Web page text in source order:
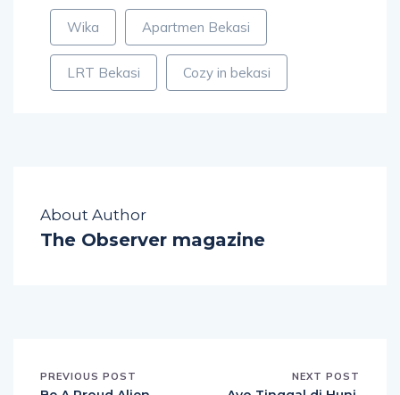
Wika Apartmen Bekasi
LRT Bekasi Cozy in bekasi
About Author
The Observer magazine
PREVIOUS POST NEXT POST